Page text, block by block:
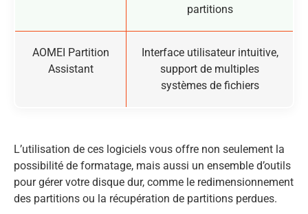
partitions
AOMEI Partition
Assistant
Interface utilisateur intuitive,
support de multiples
systèmes de fichiers
L’utilisation de ces logiciels vous offre non seulement la
possibilité de formatage, mais aussi un ensemble d’outils
pour gérer votre disque dur, comme le redimensionnement
des partitions ou la récupération de partitions perdues.